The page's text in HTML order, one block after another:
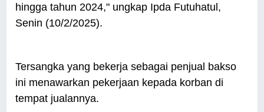
hingga tahun 2024," ungkap Ipda Futuhatul,
Senin (10/2/2025).
Tersangka yang bekerja sebagai penjual bakso
ini menawarkan pekerjaan kepada korban di
tempat jualannya.